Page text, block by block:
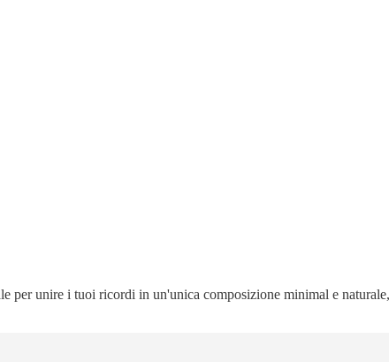
per unire i tuoi ricordi in un'unica composizione minimal e